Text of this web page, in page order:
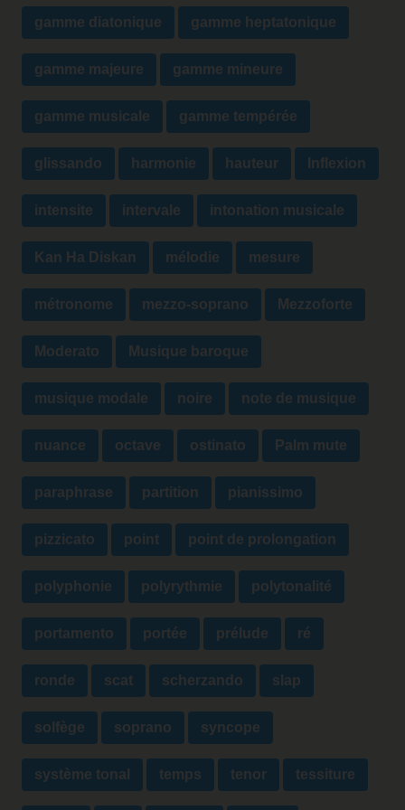
gamme diatonique gamme heptatonique
gamme majeure gamme mineure
gamme musicale gamme tempérée
glissando harmonie hauteur Inflexion
intensite intervale intonation musicale
Kan Ha Diskan mélodie mesure
métronome mezzo-soprano Mezzoforte
Moderato Musique baroque
musique modale noire note de musique
nuance octave ostinato Palm mute
paraphrase partition pianissimo
pizzicato point point de prolongation
polyphonie polyrythmie polytonalité
portamento portée prélude ré
ronde scat scherzando slap
solfège soprano syncope
système tonal temps tenor tessiture